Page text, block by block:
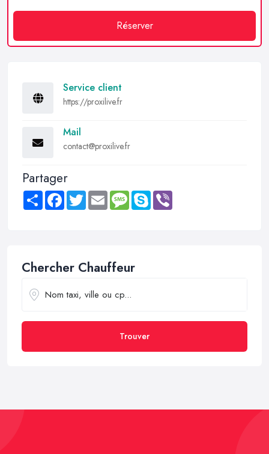
Réserver
Service client
https://proxilive.fr
Mail
contact@proxilive.fr
Partager
Share FacebookTwitter Email MessageSkype
Chercher Chauffeur
Trouver